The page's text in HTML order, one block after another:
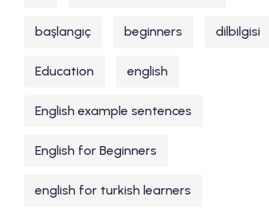
başlangıç beginners dilbilgisi
Education english
English example sentences
English for Beginners
english for turkish learners